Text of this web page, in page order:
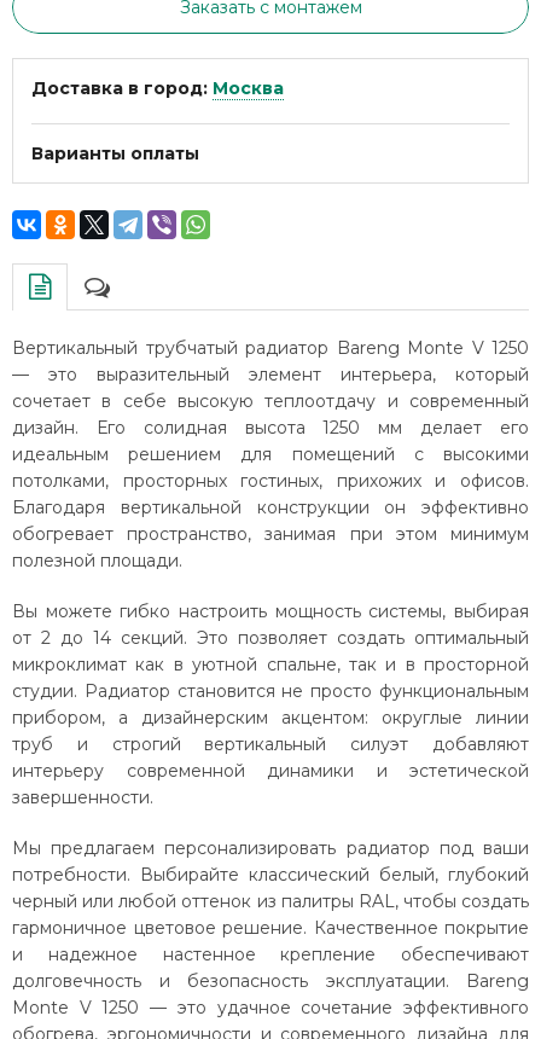
Заказать с монтажем
Доставка в город: Москва
Варианты оплаты
Вертикальный трубчатый радиатор Bareng Monte V 1250
— это выразительный элемент интерьера, который
сочетает в себе высокую теплоотдачу и современный
дизайн. Его солидная высота 1250 мм делает его
идеальным решением для помещений с высокими
потолками, просторных гостиных, прихожих и офисов.
Благодаря вертикальной конструкции он эффективно
обогревает пространство, занимая при этом минимум
полезной площади.
Вы можете гибко настроить мощность системы, выбирая
от 2 до 14 секций. Это позволяет создать оптимальный
микроклимат как в уютной спальне, так и в просторной
студии. Радиатор становится не просто функциональным
прибором, а дизайнерским акцентом: округлые линии
труб и строгий вертикальный силуэт добавляют
интерьеру современной динамики и эстетической
завершенности.
Мы предлагаем персонализировать радиатор под ваши
потребности. Выбирайте классический белый, глубокий
черный или любой оттенок из палитры RAL, чтобы создать
гармоничное цветовое решение. Качественное покрытие
и надежное настенное крепление обеспечивают
долговечность и безопасность эксплуатации. Bareng
Monte V 1250 — это удачное сочетание эффективного
обогрева, эргономичности и современного дизайна для